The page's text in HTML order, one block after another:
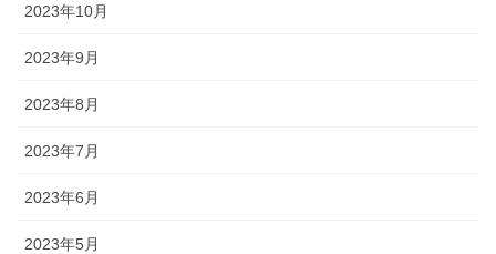
2023年10月
2023年9月
2023年8月
2023年7月
2023年6月
2023年5月